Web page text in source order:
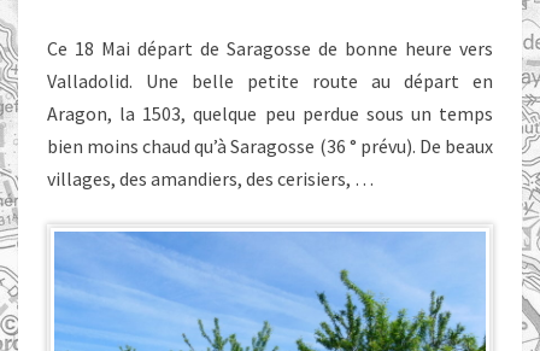
Ce 18 Mai départ de Saragosse de bonne heure vers
Valladolid. Une belle petite route au départ en
Aragon, la 1503, quelque peu perdue sous un temps
bien moins chaud qu’à Saragosse (36 ° prévu). De beaux
villages, des amandiers, des cerisiers, …